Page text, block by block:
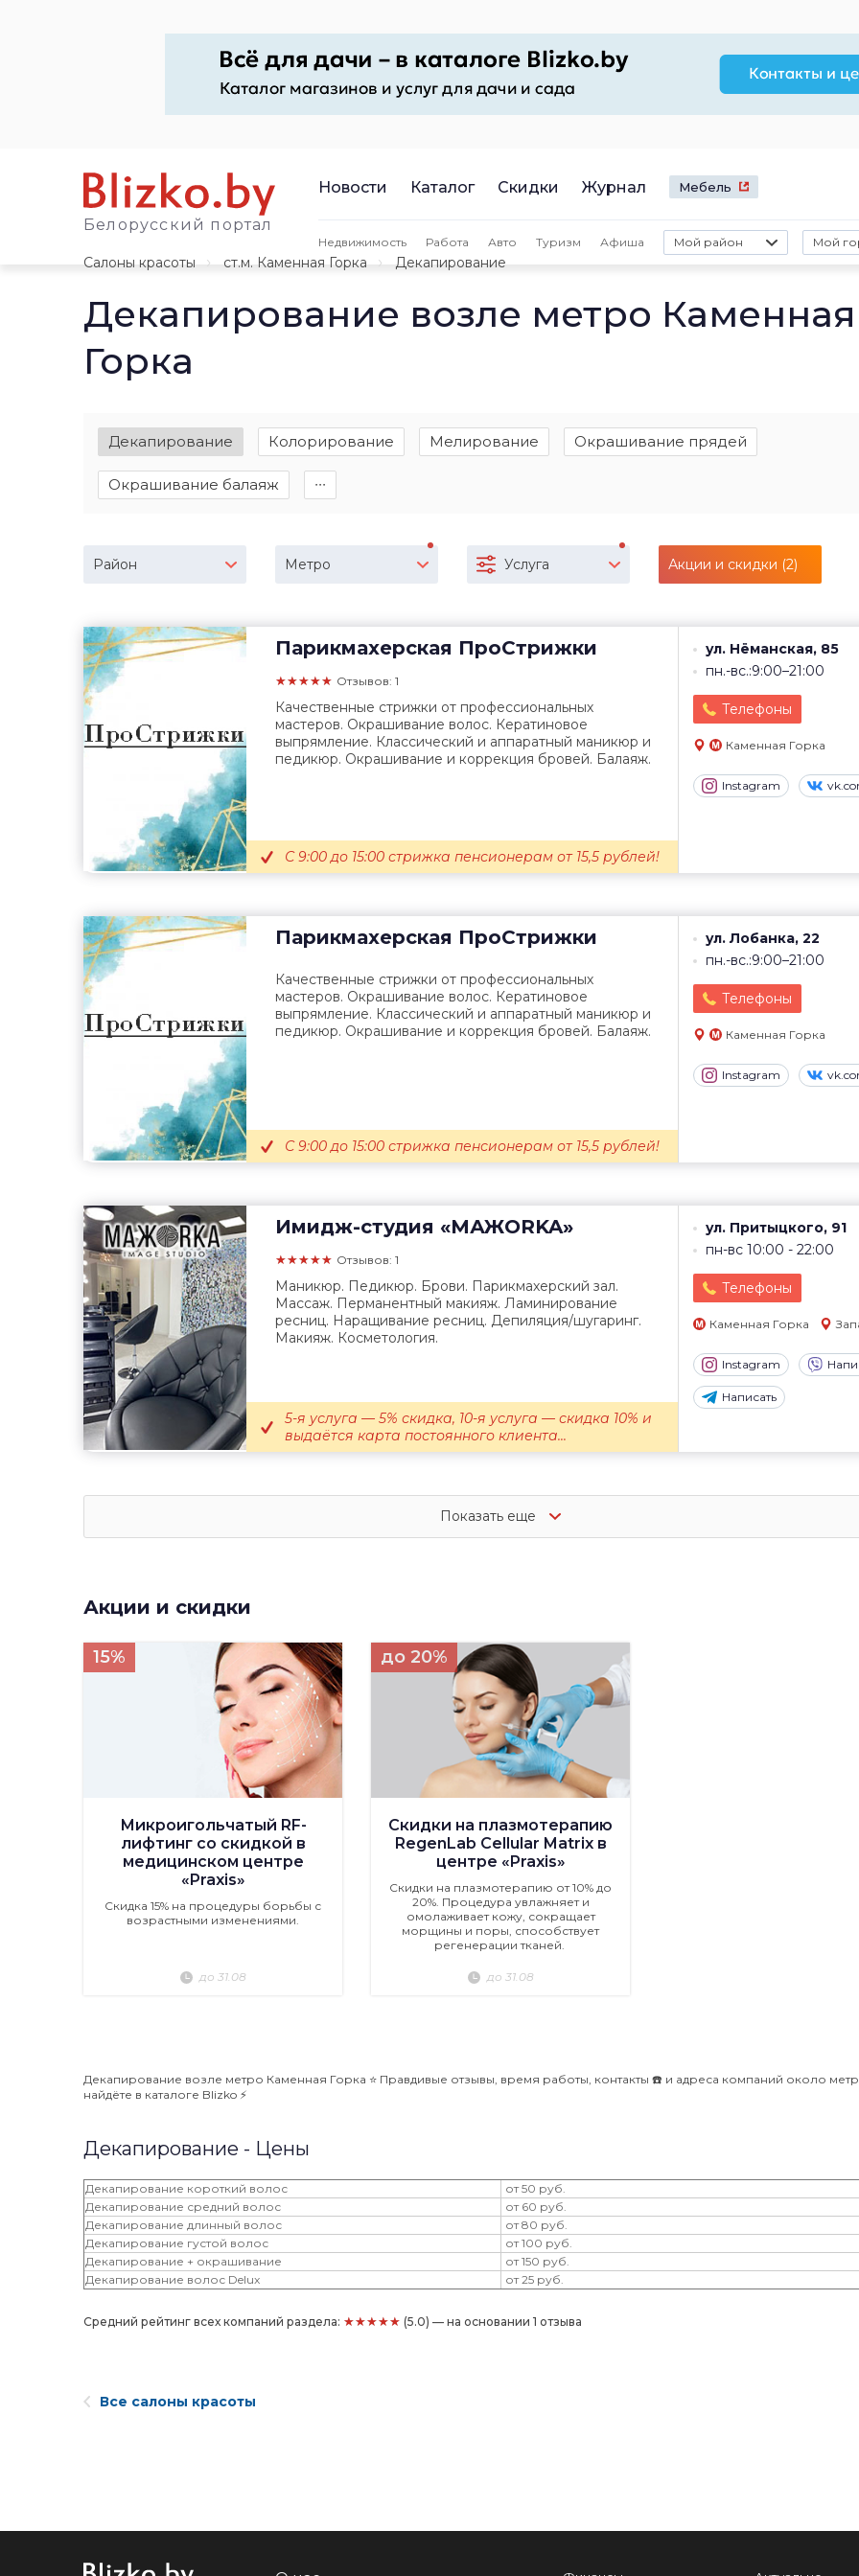
Белорусский портал
Новости Каталог Скидки Журнал Мебель
Недвижимость Работа Авто Туризм Афиша Мой район Мой
Салоны красоты
ст.м. Каменная Горка Декапирование
Декапирование возле метро Каменная
Горка
Декапирование Колорирование Мелирование Окрашивание прядей
Окрашивание балаяж ∙∙∙
Район Метро Услуга Акции и скидки (2)
Парикмахерская ПроСтрижки
★★★★★ Отзывов: 1
ул. Нёманская, 85
пн.-вс.:9:00–21:00
Телефоны
Каменная Горка
Instagram
Качественные стрижки от профессиональных
мастеров. Окрашивание волос. Кератиновое
выпрямление. Классический и аппаратный маникюр и
педикюр. Окрашивание и коррекция бровей. Балаяж.
С 9:00 до 15:00 стрижка пенсионерам от 15,5 рублей!
Парикмахерская ПроСтрижки
ул. Лобанка, 22
пн.-вс.:9:00–21:00
Телефоны
Каменная Горка
Instagram
Качественные стрижки от профессиональных
мастеров. Окрашивание волос. Кератиновое
выпрямление. Классический и аппаратный маникюр и
педикюр. Окрашивание и коррекция бровей. Балаяж.
С 9:00 до 15:00 стрижка пенсионерам от 15,5 рублей!
Имидж-студия «МАЖОRKA»
★★★★★ Отзывов: 1
ул. Притыцкого, 91
пн-вс 10:00 - 22:00
Телефоны
Каменная Горка
Instagram
Написать
Маникюр. Педикюр. Брови. Парикмахерский зал.
Массаж. Перманентный макияж. Ламинирование
ресниц. Наращивание ресниц. Депиляция/шугаринг.
Макияж. Косметология.
5-я услуга — 5% скидка, 10-я услуга — скидка 10% и
выдаётся карта постоянного клиента...
Показать еще
Акции и скидки
15%
Микроигольчатый RF-
лифтинг со скидкой в
медицинском центре
«Praxis»
Скидка 15% на процедуры борьбы с
возрастными изменениями.
до 31.08
до 20%
Скидки на плазмотерапию
RegenLab Cellular Matrix в
центре «Praxis»
Скидки на плазмотерапию от 10% до
20%. Процедура увлажняет и
омолаживает кожу, сокращает
морщины и поры, способствует
регенерации тканей.
до 31.08
Декапирование возле метро Каменная Горка ⭐️ Правдивые отзывы, время работы, контакты ☎️ и адреса компаний около
найдёте в каталоге Blizko ⚡️
Декапирование - Цены
Декапирование короткий волос
от 50 руб.
Декапирование средний волос
от 60 руб.
Декапирование длинный волос
от 80 руб.
Декапирование густой волос
от 100 руб.
Декапирование + окрашивание
от 150 руб.
Декапирование волос Delux
от 25 руб.
Средний рейтинг всех компаний раздела: ★★★★★ (5.0) — на основании 1 отзыва
Все салоны красоты